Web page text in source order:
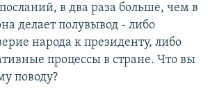
в два раза больше, чем в
делает полувывод - либо
народа к президенту, либо
процессы в стране. Что вы
поводу?